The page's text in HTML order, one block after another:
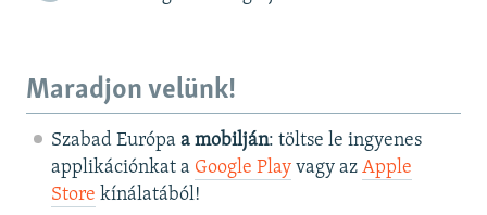
Maradjon velünk!
Szabad Európa a mobilján: töltse le ingyenes
applikációnkat a Google Playvagy az Apple
Store kínálatából!